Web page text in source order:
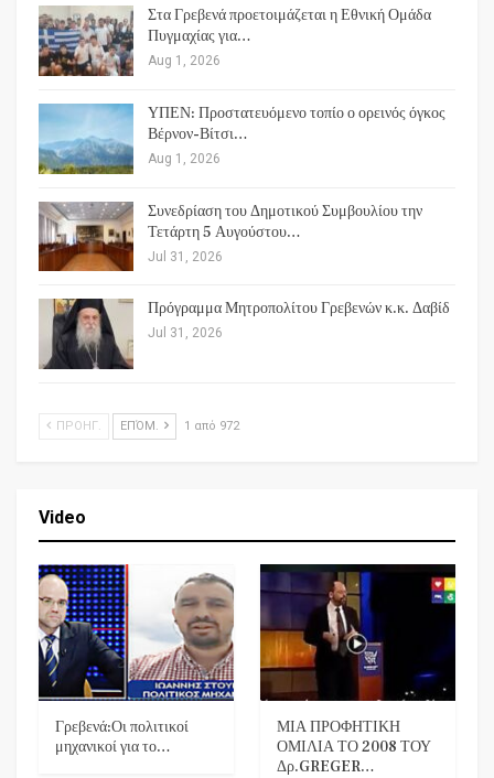
Στα Γρεβενά προετοιμάζεται η Εθνική Ομάδα
Πυγμαχίας για…
Aug 1, 2026
ΥΠΕΝ: Προστατευόμενο τοπίο ο ορεινός όγκος
Βέρνον-Βίτσι…
Aug 1, 2026
Συνεδρίαση του Δημοτικού Συμβουλίου την
Τετάρτη 5 Αυγούστου…
Jul 31, 2026
Πρόγραμμα Μητροπολίτου Γρεβενών κ.κ. Δαβίδ
Jul 31, 2026
ΠΡΟΗΓ. ΕΠΌΜ. 1 από 972
Video
Γρεβενά:Οι πολιτικοί
μηχανικοί για το…
ΜΙΑ ΠΡΟΦΗΤΙΚΗ
ΟΜΙΛΙΑ ΤΟ 2008 ΤΟΥ
Δρ.GREGER…